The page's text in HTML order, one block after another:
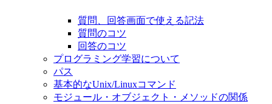
質問、回答画面で使える記法
質問のコツ
回答のコツ
プログラミング学習について
パス
基本的なUnix/Linuxコマンド
モジュール・オブジェクト・メソッドの関係